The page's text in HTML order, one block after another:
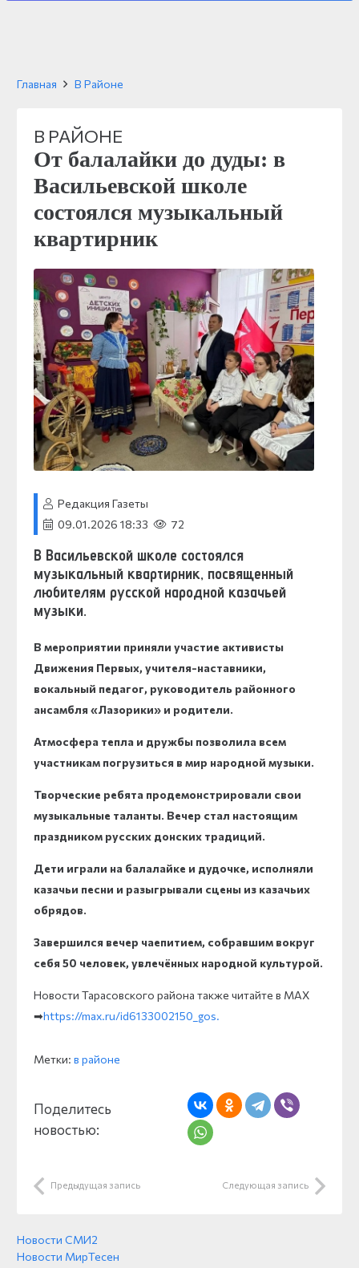
Главная В Районе
В РАЙОНЕ
От балалайки до дуды: в
Васильевской школе
состоялся музыкальный
квартирник
Редакция Газеты
09.01.2026 18:33
72
В Васильевской школе состоялся
музыкальный квартирник, посвященный
любителям русской народной казачьей
музыки.
В мероприятии приняли участие активисты
Движения Первых, учителя-наставники,
вокальный педагог, руководитель районного
ансамбля «Лазорики» и родители.
Атмосфера тепла и дружбы позволила всем
участникам погрузиться в мир народной музыки.
Творческие ребята продемонстрировали свои
музыкальные таланты. Вечер стал настоящим
праздником русских донских традиций.
Дети играли на балалайке и дудочке, исполняли
казачьи песни и разыгрывали сцены из казачьих
обрядов.
Завершился вечер чаепитием, собравшим вокруг
себя 50 человек, увлечённых народной культурой.
Новости Тарасовского района также читайте в MAX
➡https://max.ru/id6133002150_gos.
Метки: в районе
Поделитесь
новостью:
Предыдущая запись Следующая запись
Новости СМИ2
Новости МирТесен